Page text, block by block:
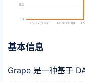
基本信息
Grape 是一种基于